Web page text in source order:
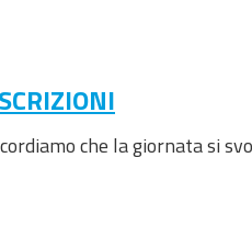
che la giornata si